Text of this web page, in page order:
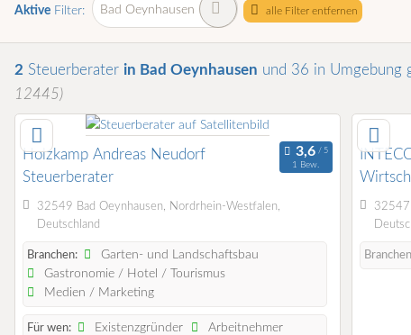
Aktive Filter: Bad Oeynhausen alle Filter entfernen
2 Steuerberater in Bad Oeynhausen und 36 in Umgebung
12445)
Holzkamp Andreas Neudorf
Steuerberater
1 Bew.
32549 Bad Oeynhausen, Nordrhein-Westfalen,
Deutschland
Branchen:
Garten- und Landschaftsbau
Gastronomie / Hotel / Tourismus
Medien / Marketing
Für wen: Existenzgründer
Arbeitnehmer
32547
Branchen